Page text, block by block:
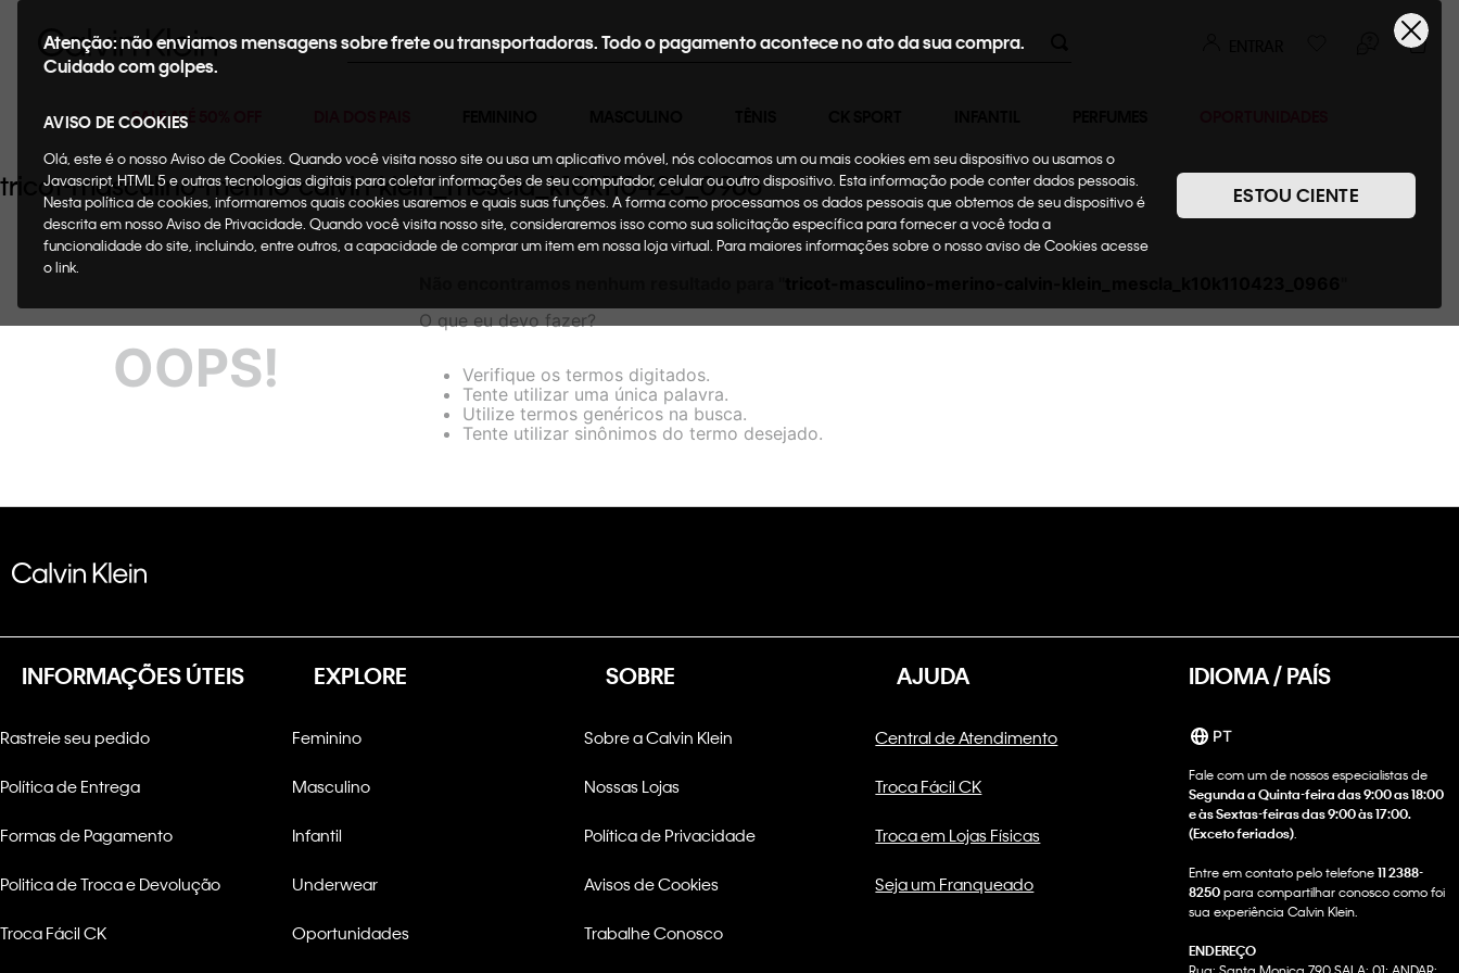
Buscar
SALE ATÉ 50% OFF
Atenção: não enviamos mensagens sobre frete ou transportadoras. Todo o pagamento acontece no ato da sua compra.
Cuidado com golpes.
AVISO DE COOKIES
Olá, este é o nosso Aviso de Cookies. Quando você visita nosso site ou usa um aplicativo móvel, nós colocamos um ou mais cookies em seu dispositivo ou usamos o
Javascript, HTML 5 e outras tecnologias digitais para coletar informações de seu computador, celular ou outro dispositivo. Esta informação pode conter dados pessoais.
Nesta política de cookies, informaremos quais cookies usaremos e quais suas funções. A forma como processamos os dados pessoais que obtemos de seu dispositivo é
descrita em nosso Aviso de Privacidade. Quando você visita nosso site, consideraremos isso como sua solicitação específica para fornecer a você toda a
funcionalidade do site, incluindo, entre outros, a capacidade de comprar um item em nossa loja virtual. Para maiores informações sobre o nosso aviso de Cookies acesse
o link.
ESTOU CIENTE
tricot-masculino-merino-calvin-klein_mescla_k10k110423_0966
OOPS!
O que eu devo fazer?
Verifique os termos digitados.
Tente utilizar uma única palavra.
Utilize termos genéricos na busca.
Tente utilizar sinônimos do termo desejado.
INFORMAÇÕES ÚTEIS
Rastreie seu pedido
Política de Entrega
Formas de Pagamento
Politica de Troca e Devolução
Troca Fácil CK
EXPLORE
Feminino
Masculino
Infantil
Underwear
Oportunidades
SOBRE
Sobre a Calvin Klein
Nossas Lojas
Política de Privacidade
Avisos de Cookies
Trabalhe Conosco
AJUDA
Central de Atendimento
Troca Fácil CK
Troca em Lojas Físicas
Seja um Franqueado
IDIOMA / PAÍS
PT
Fale com um de nossos especialistas de
Segunda a Quinta-feira das 9:00 as 18:00
e às Sextas-feiras das 9:00 às 17:00.
(Exceto feriados)
Entre em contato pelo telefone11 2388-
8250para compartilhar conosco como foi
sua experiência Calvin Klein.
ENDEREÇO